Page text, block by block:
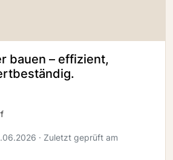
bauen – effizient,
· Zuletzt geprüft am